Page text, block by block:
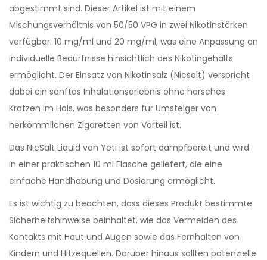
abgestimmt sind. Dieser Artikel ist mit einem
Mischungsverhältnis von 50/50 VPG in zwei Nikotinstärken
verfügbar: 10 mg/ml und 20 mg/ml, was eine Anpassung an
individuelle Bedürfnisse hinsichtlich des Nikotingehalts
ermöglicht. Der Einsatz von Nikotinsalz (Nicsalt) verspricht
dabei ein sanftes Inhalationserlebnis ohne harsches
Kratzen im Hals, was besonders für Umsteiger von
herkömmlichen Zigaretten von Vorteil ist.
Das NicSalt Liquid von Yeti ist sofort dampfbereit und wird
in einer praktischen 10 ml Flasche geliefert, die eine
einfache Handhabung und Dosierung ermöglicht.
Es ist wichtig zu beachten, dass dieses Produkt bestimmte
Sicherheitshinweise beinhaltet, wie das Vermeiden des
Kontakts mit Haut und Augen sowie das Fernhalten von
Kindern und Hitzequellen. Darüber hinaus sollten potenzielle